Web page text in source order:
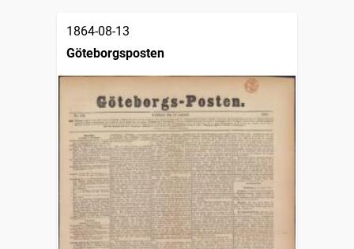
1864-08-13
Göteborgsposten